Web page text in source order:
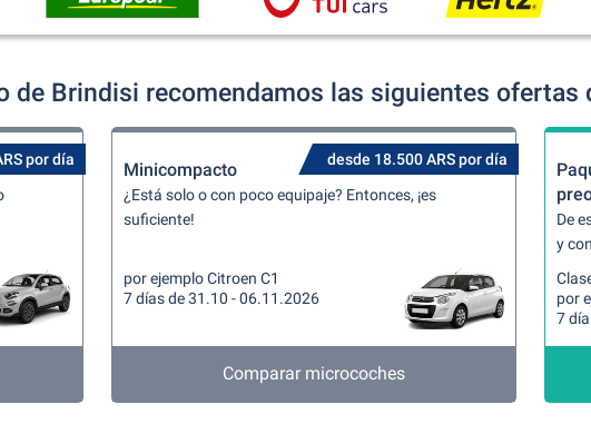
de Brindisi recomendamos las siguientes ofertas
por día desde 18.500 ARS por día
Minicompacto
¿Está solo o con poco equipaje? Entonces, ¡es
suficiente!
por ejemplo Citroen C1
7 días de 31.10 - 06.11.2026
Comparar microcoches
De
y
por
7